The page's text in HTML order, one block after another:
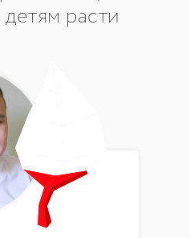
расти